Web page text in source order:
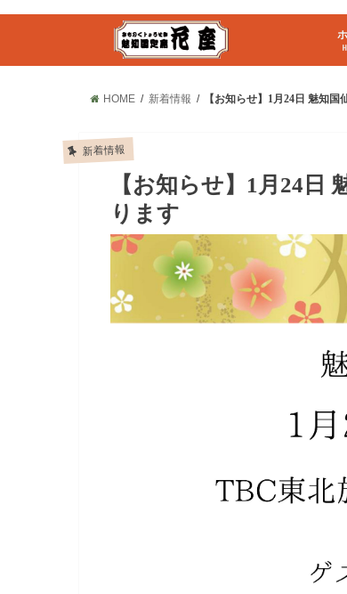
HOME 新着情報 【お知らせ】1月24日 魅知
新着情報
【お知らせ】1月24日
ります